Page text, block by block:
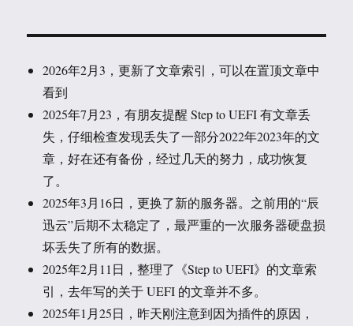
2026年2月3，更新了文章索引，可以在置顶文章中
看到
2025年7月23，有朋友提醒 Step to UEFI 有文章丢
失，仔细检查发现丢失了一部分2022年2023年的文
章，好在还有备份，经过几天的努力，成功恢复
了。
2025年3月16日，更换了新的服务器。之前用的“辰
迅云”后期不太稳定了，最严重的一次服务器硬盘损
坏丢失了所有的数据。
2025年2月11日，整理了《Step to UEFI》的文章索
引，去年写的关于 UEFI 的文章并不多。
2025年1月25日，昨天刚注意到因为插件的原因，